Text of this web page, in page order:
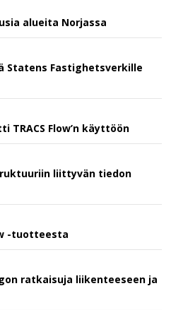
alueita Norjassa
Statens Fastighetsverkille
TRACS Flow’n käyttöön
liittyvän tiedon
-tuotteesta
ratkaisuja liikenteeseen ja